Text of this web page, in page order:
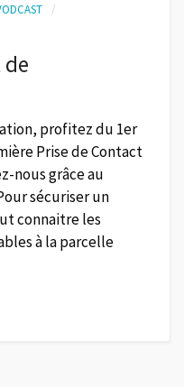
profitez du 1er
Prise de Contact
nous grâce au
sécuriser un
connaitre les
à la parcelle